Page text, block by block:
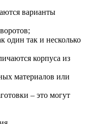
варианты
один так и несколько
корпуса из
материалов или
– это могут